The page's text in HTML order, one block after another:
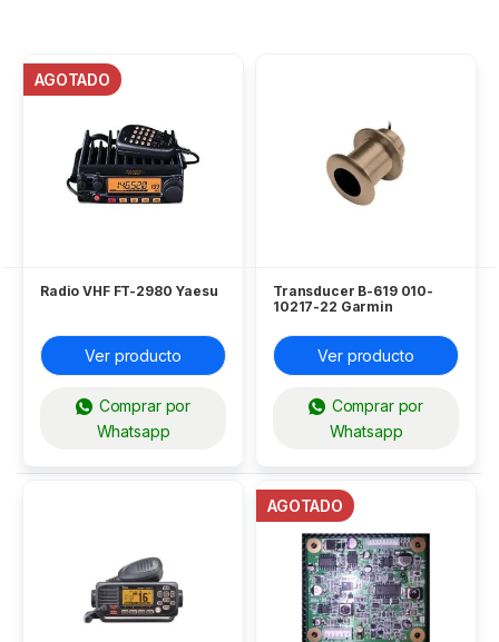
AGOTADO
Radio VHF FT-2980 Yaesu
Ver producto
Comprar por
Whatsapp
Transducer B-619 010-
10217-22 Garmin
Ver producto
Comprar por
Whatsapp
AGOTADO